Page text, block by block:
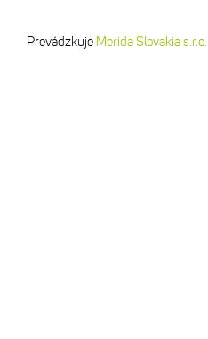
Prevádzkuje Merida Slovakia s.r.o.